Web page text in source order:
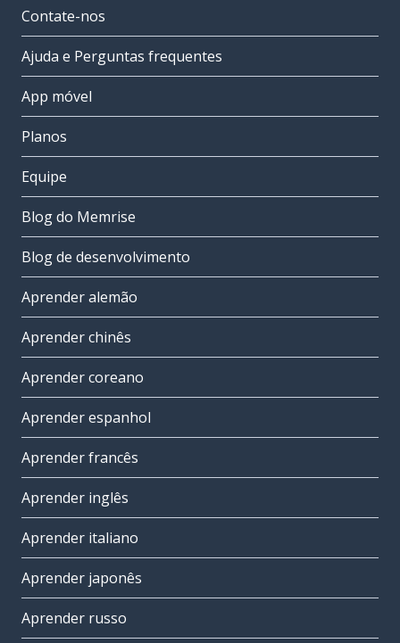
Contate-nos
Ajuda e Perguntas frequentes
App móvel
Planos
Equipe
Blog do Memrise
Blog de desenvolvimento
Aprender alemão
Aprender chinês
Aprender coreano
Aprender espanhol
Aprender francês
Aprender inglês
Aprender italiano
Aprender japonês
Aprender russo